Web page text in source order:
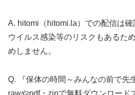
A. hitomi（hitomi.la）での配信は確
ウイルス感染等のリスクもあるた
めしません。
Q. 『保体の時間～みんなの前で先